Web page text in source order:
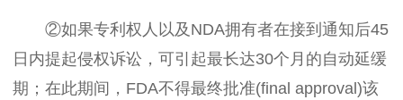
②如果专利权人以及NDA拥有者在接到通知后45
日内提起侵权诉讼，可引起最长达30个月的自动延缓
期；在此期间，FDA不得最终批准(final approval)该